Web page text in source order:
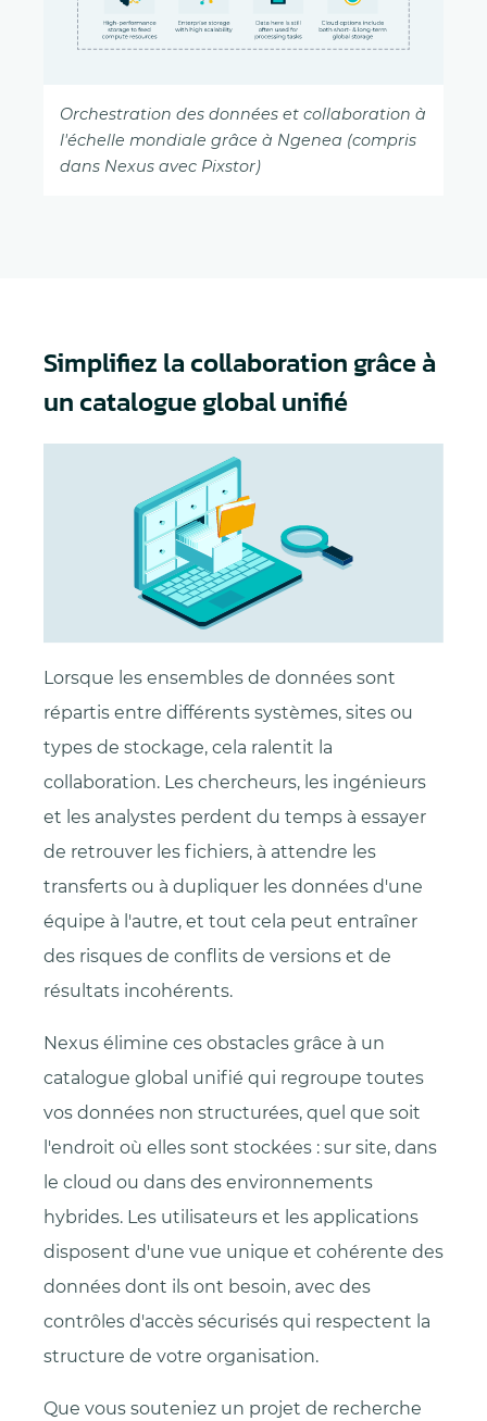
Orchestration des données et collaboration à
l'échelle mondiale grâce à Ngenea (compris
dans Nexus avec Pixstor)
Simplifiez la collaboration grâce à
un catalogue global unifié
Lorsque les ensembles de données sont
répartis entre différents systèmes, sites ou
types de stockage, cela ralentit la
collaboration. Les chercheurs, les ingénieurs
et les analystes perdent du temps à essayer
de retrouver les fichiers, à attendre les
transferts ou à dupliquer les données d'une
équipe à l'autre, et tout cela peut entraîner
des risques de conflits de versions et de
résultats incohérents.
Nexus élimine ces obstacles grâce à un
catalogue global unifié qui regroupe toutes
vos données non structurées, quel que soit
l'endroit où elles sont stockées : sur site, dans
le cloud ou dans des environnements
hybrides. Les utilisateurs et les applications
disposent d'une vue unique et cohérente des
données dont ils ont besoin, avec des
contrôles d'accès sécurisés qui respectent la
structure de votre organisation.
Que vous souteniez un projet de recherche